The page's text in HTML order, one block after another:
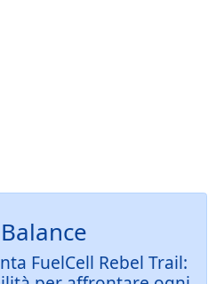
FuelCell Rebel Trail: